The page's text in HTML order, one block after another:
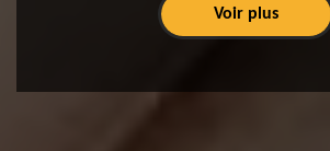
Voir plus